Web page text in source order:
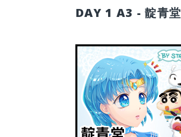
DAY 1 A3 - 靛青堂